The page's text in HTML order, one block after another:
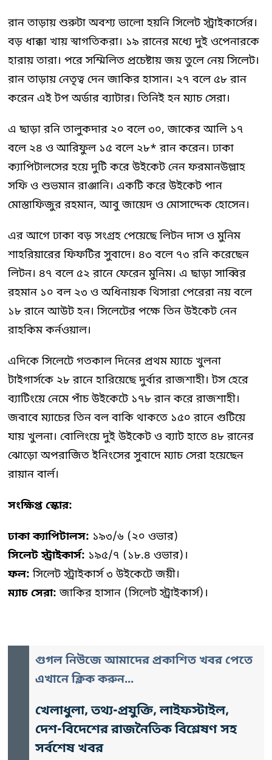
রান তাড়ায় ‍শুরুটা অবশ্য ভালো হয়নি সিলেট স্ট্রাইকার্সের।
বড় ধাক্কা খায় স্বাগতিকরা। ১৯ রানের মধ্যে দুই ওপেনারকে
হারায় তারা। পরে সম্মিলিত প্রচেষ্টায় জয় তুলে নেয় সিলেট।
রান তাড়ায় নেতৃত্ব দেন জাকির হাসান। ২৭ বলে ৫৮ রান
করেন এই টপ অর্ডার ব্যাটার। তিনিই হন ম্যাচ সেরা।
এ ছাড়া রনি তালুকদার ২০ বলে ৩০, জাকের আলি ১৭
বলে ২৪ ও আরিফুল ১৫ বলে ২৮* রান করেন। ঢাকা
ক্যাপিটালসের হয়ে দুটি করে উইকেট নেন ফরমানউল্লাহ
সফি ও শুভমান রাঞ্জানি। একটি করে উইকেট পান
মোস্তাফিজুর রহমান, আবু জায়েদ ও মোসাদ্দেক হোসেন।
এর আগে ঢাকা বড় সংগ্রহ পেয়েছে লিটন দাস ও মুনিম
শাহরিয়ারের ফিফটির সুবাদে। ৪৩ বলে ৭৩ রনি করেছেন
লিটন। ৪৭ বলে ৫২ রানে ফেরেন মুনিম। এ ছাড়া সাব্বির
রহমান ১০ বল ২৩ ও অধিনায়ক থিসারা পেরেরা নয় বলে
১৮ রানে আউট হন। সিলেটের পক্ষে তিন উইকেট নেন
রাহকিম কর্নওয়াল।
এদিকে সিলেটে গতকাল দিনের প্রথম ম্যাচে খুলনা
টাইগার্সকে ২৮ রানে হারিয়েছে দুর্বার রাজশাহী। টস হেরে
ব্যাটিংয়ে নেমে পাঁচ উইকেটে ১৭৮ রান করে রাজশাহী।
জবাবে ম্যাচের তিন বল বাকি থাকতে ১৫০ রানে গুটিয়ে
যায় খুলনা। বোলিংয়ে দুই উইকেট ও ব্যাট হাতে ৪৮ রানের
ঝোড়ো অপরাজিত ইনিংসের সুবাদে ম্যাচ সেরা হয়েছেন
রায়ান বার্ল।
সংক্ষিপ্ত স্কোর:
ঢাকা ক্যাপিটালস: ১৯৩/৬ (২০ ওভার)
সিলেট স্ট্রাইকার্স: ১৯৫/৭ (১৮.৪ ওভার)।
ফল: সিলেট স্ট্রাইকার্স ৩ উইকেটে জয়ী।
ম্যাচ সেরা: জাকির হাসান (সিলেট স্ট্রাইকার্স)।
গুগল নিউজে আমাদের প্রকাশিত খবর পেতে
এখানে ক্লিক করুন...
খেলাধুলা, তথ্য-প্রযুক্তি, লাইফস্টাইল,
দেশ-বিদেশের রাজনৈতিক বিশ্লেষণ সহ
সর্বশেষ খবর